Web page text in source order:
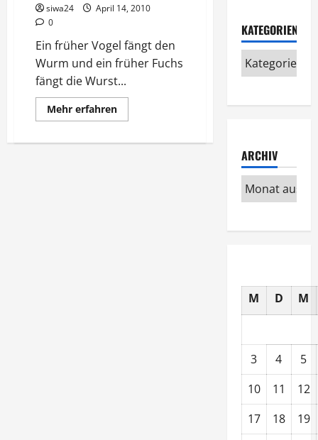
siwa24
April 14, 2010
0
Ein früher Vogel fängt den
Wurm und ein früher Fuchs
fängt die Wurst...
Mehr erfahrenMehr
Informationen
8
KATEGORIEN
ARCHIV
M D M
3 4
5
10
11
12
17
18
19